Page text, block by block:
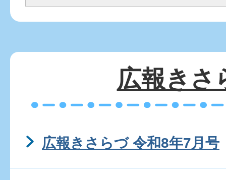
広報きさ
広報きさらづ 令和8年7月号